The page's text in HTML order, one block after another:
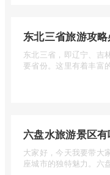
东北三省，即辽宁、吉
要省份。这里有着丰富
大家好，今天我要带大
座城市的独特魅力。六